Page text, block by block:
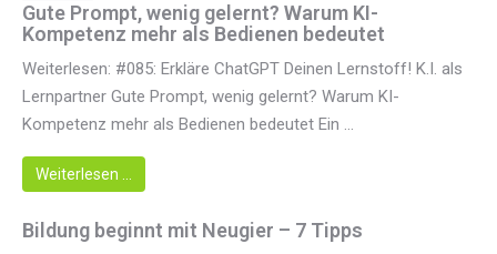
Gute Prompt, wenig gelernt? Warum KI-
Kompetenz mehr als Bedienen bedeutet
Weiterlesen: #085: Erkläre ChatGPT Deinen Lernstoff! K.I. als
Lernpartner Gute Prompt, wenig gelernt? Warum KI-
Kompetenz mehr als Bedienen bedeutet Ein ...
Weiterlesen …
Bildung beginnt mit Neugier – 7 Tipps